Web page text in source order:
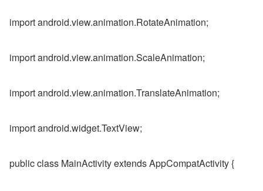
import android.view.animation.RotateAnimation;
import android.view.animation.ScaleAnimation;
import android.view.animation.TranslateAnimation;
import android.widget.TextView;
public class MainActivity extends AppCompatActivity {